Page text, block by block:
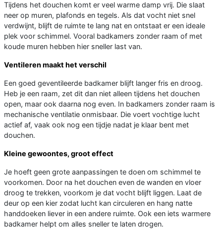
Tijdens het douchen komt er veel warme damp vrij. Die slaat
neer op muren, plafonds en tegels. Als dat vocht niet snel
verdwijnt, blijft de ruimte te lang nat en ontstaat er een ideale
plek voor schimmel. Vooral badkamers zonder raam of met
koude muren hebben hier sneller last van.
Ventileren maakt het verschil
Een goed geventileerde badkamer blijft langer fris en droog.
Heb je een raam, zet dit dan niet alleen tijdens het douchen
open, maar ook daarna nog even. In badkamers zonder raam is
mechanische ventilatie onmisbaar. Die voert vochtige lucht
actief af, vaak ook nog een tijdje nadat je klaar bent met
douchen.
Kleine gewoontes, groot effect
Je hoeft geen grote aanpassingen te doen om schimmel te
voorkomen. Door na het douchen even de wanden en vloer
droog te trekken, voorkom je dat vocht blijft liggen. Laat de
deur op een kier zodat lucht kan circuleren en hang natte
handdoeken liever in een andere ruimte. Ook een iets warmere
badkamer helpt om alles sneller te laten drogen.